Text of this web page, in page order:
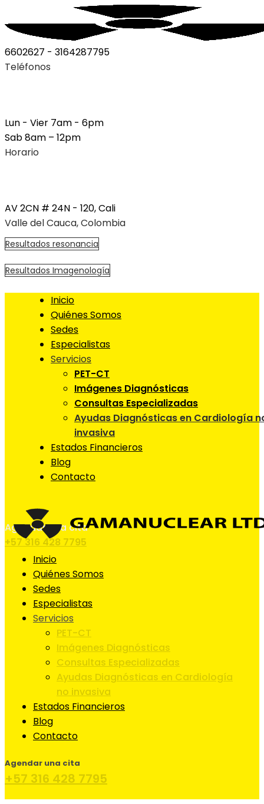
6602627 - 3164287795
Teléfonos
Lun - Vier 7am - 6pm
Sab 8am – 12pm
Horario
AV 2CN # 24N - 120, Cali
Valle del Cauca, Colombia
Resultados resonancia
Resultados Imagenología
Inicio
Quiénes Somos
Sedes
Especialistas
Servicios
PET-CT
Imágenes Diagnósticas
Consultas Especializadas
Ayudas Diagnósticas en Cardiología
invasiva
Estados Financieros
Blog
Contacto
Agendar una cita
+57 316 428 7795
Inicio
Quiénes Somos
Sedes
Especialistas
Servicios
PET-CT
Imágenes Diagnósticas
Consultas Especializadas
Ayudas Diagnósticas en Cardiología
no invasiva
Estados Financieros
Blog
Contacto
Agendar una cita
+57 316 428 7795